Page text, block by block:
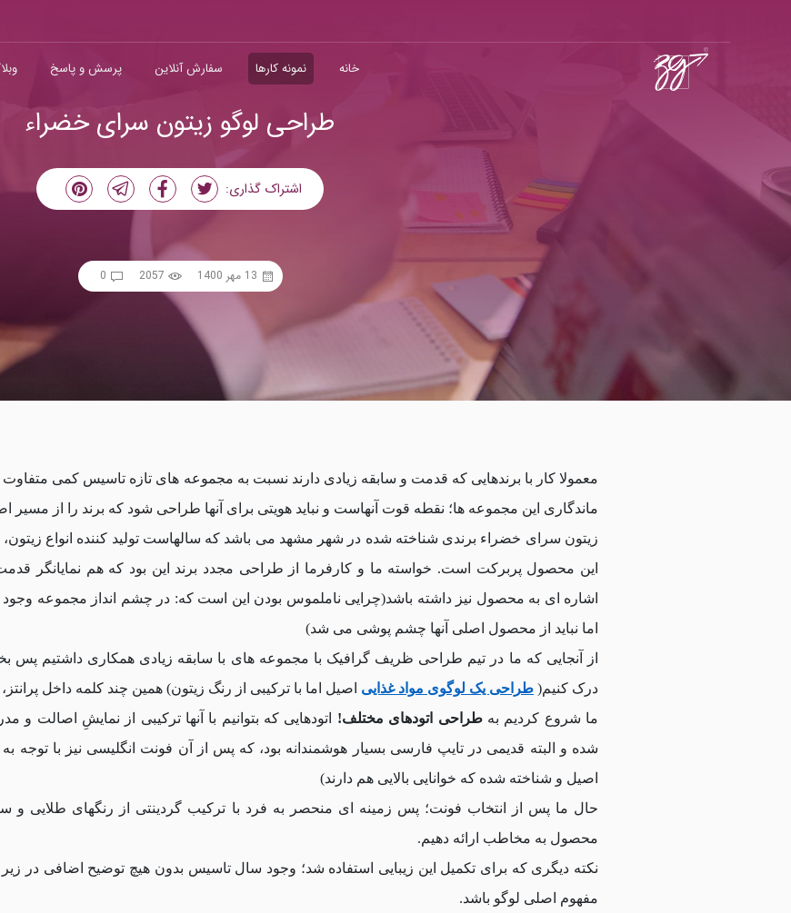
خانه نمونه کارها سفارش آنلاین پرسش و پاسخ
طراحی لوگو زیتون سرای خضراء
اشتراک گذاری:
13 مهر 1400 2057
0
معمولا کار با برندهایی که قدمت و سابقه زیادی دارند نسبت به مجموعه های تازه تاسیس کمی
ماندگاری این مجموعه ها؛ نقطه قوت آنهاست و نباید هویتی برای آنها طراحی شود که برند را از مسیر
زیتون سرای خضراء برندی شناخته شده در شهر مشهد می باشد که سالهاست تولید کننده انواع
این محصول پربرکت است. خواسته ما و کارفرما از طراحی مجدد برند این بود که هم نمایانگر
اشاره ای به محصول نیز داشته باشد(چرایی ناملموس بودن این است که: در چشم انداز مجموعه وجود
اما نباید از محصول اصلی آنها چشم پوشی می شد)
از آنجایی که ما در تیم طراحی ظریف گرافیک با مجموعه های با سابقه زیادی همکاری داشتیم پس
درک کنیم( طراحی یک لوگوی مواد غذایی اصیل اما با ترکیبی از رنگ زیتون) همین چند کلمه داخل
ما شروع کردیم بهطراحی اتودهای مختلف! اتودهایی که بتوانیم با آنها ترکیبی از نمایشِ اصالت و
شده و البته قدیمی در تایپ فارسی بسیار هوشمندانه بود، که پس از آن فونت انگلیسی نیز با توجه
اصیل و شناخته شده که خوانایی بالایی هم دارند)
حال ما پس از انتخاب فونت؛ پس زمینه ای منحصر به فرد با ترکیب گردینتی از رنگهای طلایی و
محصول به مخاطب ارائه دهیم.
نکته دیگری که برای تکمیل این زیبایی استفاده شد؛ وجود سال تاسیس بدون هیچ توضیح اضافی در زیر
مفهوم اصلی لوگو باشد.